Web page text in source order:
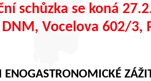
schůzka se koná
DNM, Vocelova 602/3,
ENOGASTRONOMICKÉ